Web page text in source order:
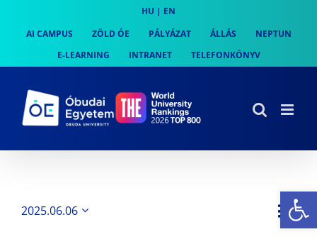
content
HU | EN
AI CAMPUS
ZÖLD ÓE PÁLYÁZAT ÁLLÁS
NEPTUN
E-LEARNING
INTRANET TELEFONKÖNYV
Nap
2025.06.06